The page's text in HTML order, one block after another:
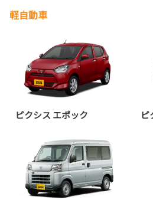
軽自動車
ピクシス エポック ピ